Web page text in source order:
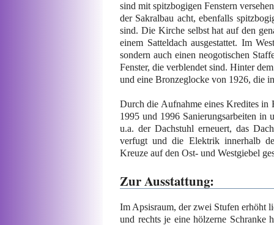
sind mit spitzbogigen Fenstern
der Sakralbau acht, ebenfalls
sind. Die Kirche selbst hat auf den
einem Satteldach ausgestattet. Im
sondern auch einen neogotischen
Fenster, die verblendet sind. Hinter
und eine Bronzeglocke von 1926, die
Durch die Aufnahme eines Kredites in
1995 und 1996 Sanierungsarbeiten
u.a. der Dachstuhl erneuert, das
verfugt und die Elektrik innerhalb
Kreuze auf den Ost- und Westgiebel
Zur Ausstattung:
Im Apsisraum, der zwei Stufen erhöht
und rechts je eine hölzerne